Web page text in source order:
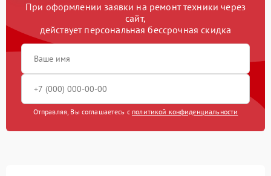
При оформлении заявки на ремонт техники через
сайт,
действует персональная бессрочная скидка
Отправляя, Вы соглашаетесь с политикой конфиденциальности